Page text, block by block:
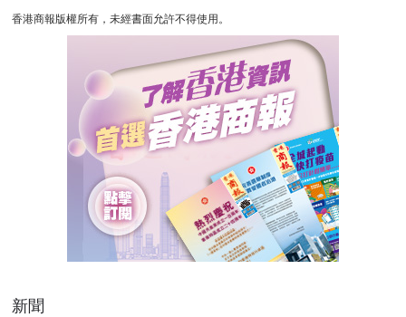
香港商報版權所有，未經書面允許不得使用。
新聞